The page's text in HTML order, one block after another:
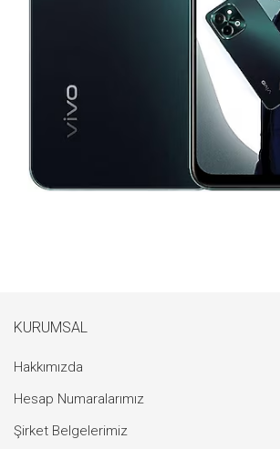
KURUMSAL
Hakkımızda
Hesap Numaralarımız
Şirket Belgelerimiz